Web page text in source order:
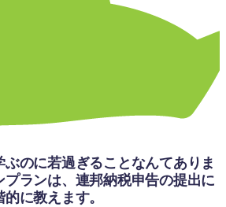
のに若過ぎることなんてありま
ランは、連邦納税申告の提出に
に教えます。